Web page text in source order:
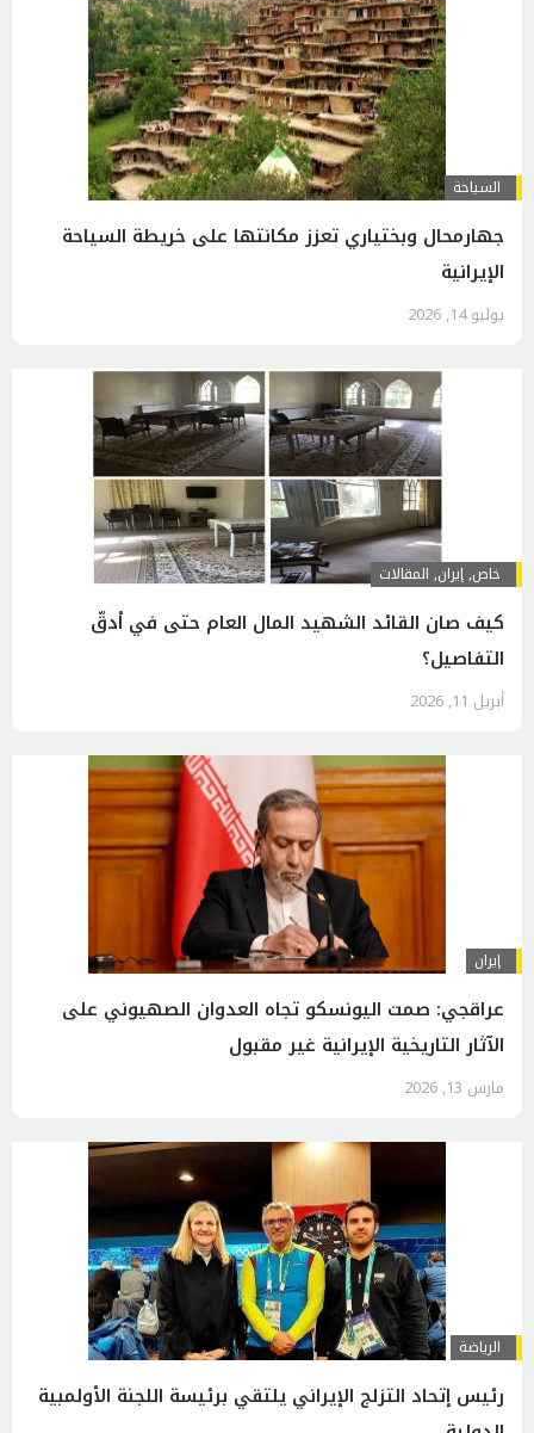
السياحة
جهارمحال وبختياري تعزز مكانتها على خريطة السياحة
الإيرانية
يوليو 14, 2026
خاص,إيران, المقالات
كيف صان القائد الشهيد المال العام حتى في أدقّ
التفاصيل؟
أبريل 11, 2026
إيران
عراقجي: صمت اليونسكو تجاه العدوان الصهیوني على
الآثار التاريخية الإيرانية غير مقبول
مارس 13, 2026
الرياضة
رئيس إتحاد التزلج الإيراني يلتقي برئيسة اللجنة الأولمبية